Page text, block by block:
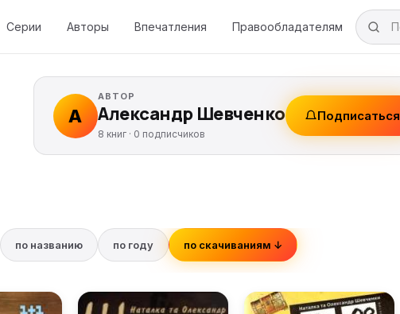
Серии Авторы Впечатления Правообладателям
А
АВТОР
Александр Шевченко
8 книг · 0 подписчиков
Подписаться
по названию по году по скачиваниям ↓